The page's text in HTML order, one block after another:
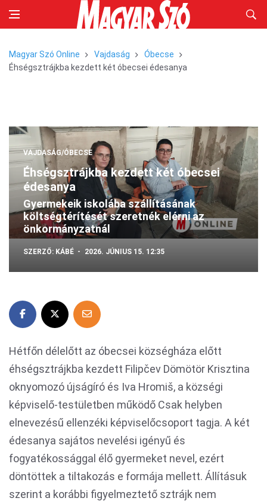
Magyar Szó Online Vajdaság
Óbecse
Éhségsztrájkba kezdett két óbecsei édesanya
VAJDASÁG/ÓBECSE
Éhségsztrájkba kezdett két óbecsei
édesanya
Gyermekeik iskolába szállításának
költségtérítését szeretnék elérni az
önkormányzatnál
SZERZŐ: KÁBÉ 2026. JÚNIUS 15. 12:35
Hétfőn délelőtt az óbecsei községháza előtt
éhségsztrájkba kezdett Filipčev Dömötör Krisztina
oknyomozó újságíró és Iva Hromiš, a községi
képviselő-testületben működő Csak helyben
elnevezésű ellenzéki képviselőcsoport tagja. A két
édesanya sajátos nevelési igényű és
fogyatékossággal élő gyermeket nevel, ezért
döntöttek a tiltakozás e formája mellett. Állításuk
szerint a korábbi figyelmeztető sztrájk nem